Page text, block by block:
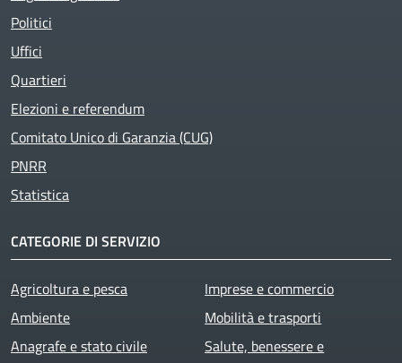
Politici
Uffici
Quartieri
Elezioni e referendum
Comitato Unico di Garanzia (CUG)
PNRR
Statistica
CATEGORIE DI SERVIZIO
Agricoltura e pesca
Ambiente
Anagrafe e stato civile
Imprese e commercio
Mobilità e trasporti
Salute, benessere e